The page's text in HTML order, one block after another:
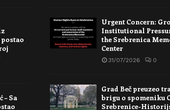
– Sa
Urgent Concern:
Institutional
the Srebrenica
Center
31/07/2026 0
Grad Beč preuzeo
brigu o spomeniku
Srebrenice-